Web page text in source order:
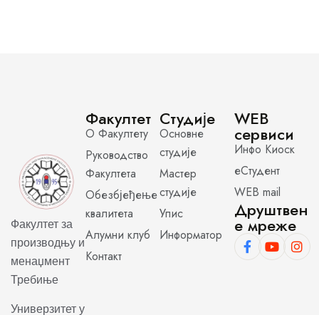
Факултет за
производњу и
менаџмент
Требиње
Универзитет у
Факултет
О Факултету
Руководство
Факултета
Обезбјеђење
квалитета
Алумни клуб
Контакт
Студије
Основне
студије
Мастер
студије
Упис
Информатор
WEB
сервиси
Инфо Киоск
еСтудент
WEB mail
Друштвен
е мреже